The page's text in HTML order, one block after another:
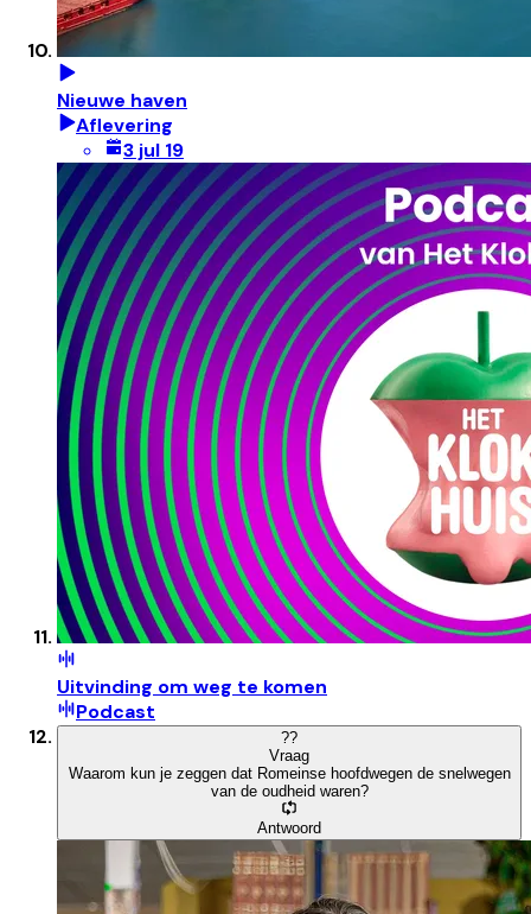
Nieuwe haven
Aflevering
3 jul 19
Uitvinding om weg te komen
Podcast
??
Vraag
Waarom kun je zeggen dat Romeinse hoofdwegen de snelwegen
van de oudheid waren?
Antwoord